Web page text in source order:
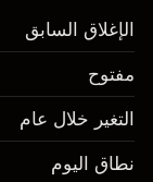
الإغلاق السابق
مفتوح
التغير خلال عام
نطاق اليوم